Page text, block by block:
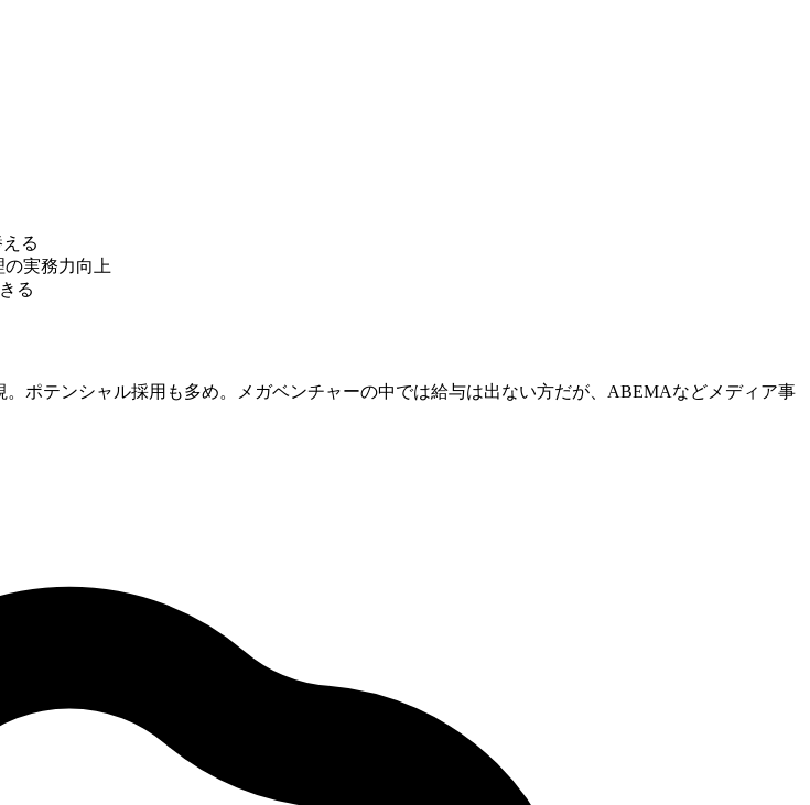
る
の実務力向上
る
ポテンシャル採用も多め。メガベンチャーの中では給与は出ない方だが、ABEMAなどメディア事